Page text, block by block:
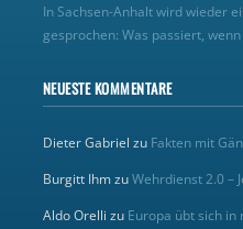
In Sachsen-Anhalt wird wieder
gesprochen: Was passiert,
NEUESTE KOMMENTARE
Dieter Gabriel zu Fakten mit
Burgitt IhmzuWehrdienst 2.0 –
Aldo Orelli zu Europa übt sich